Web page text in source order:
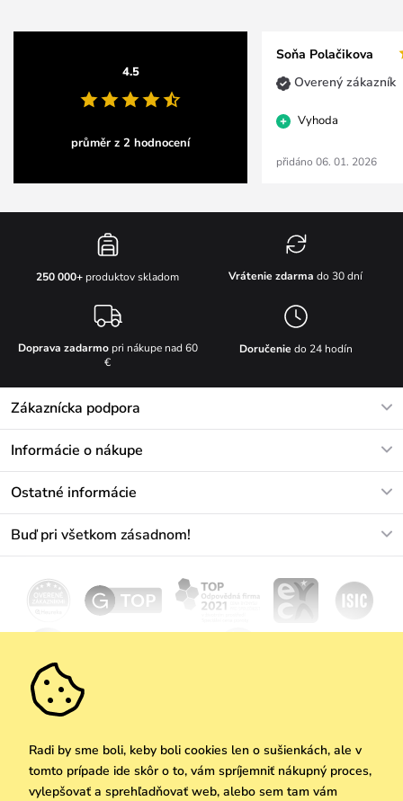
4.5
průměr z 2 hodnocení
Soňa Polačikova
Overený zákazník
Vyhoda
přidáno 06. 01. 2026
250 000+ produktov skladom Vrátenie zdarma do 30 dní
Doprava zadarmopri nákupe nad 60
€
Doručenie do 24 hodín
Zákaznícka podpora
info@vuch.sk
Informácie o nákupe
Materiály a údržba
Vrátenie a reklamácia
Ostatné informácie
Darčekové poukazy
We Care
Vuchlook
Predajne
Buď pri všetkom zásadnom!
Odoberať
Radi by sme boli, keby boli cookies len o sušienkách, ale v
tomto prípade ide skôr o to, vám spríjemniť nákupný proces,
vylepšovať a sprehľadňovať web, alebo sem tam vám